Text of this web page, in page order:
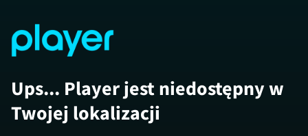
Ups... Player jest niedostępny w
Twojej lokalizacji